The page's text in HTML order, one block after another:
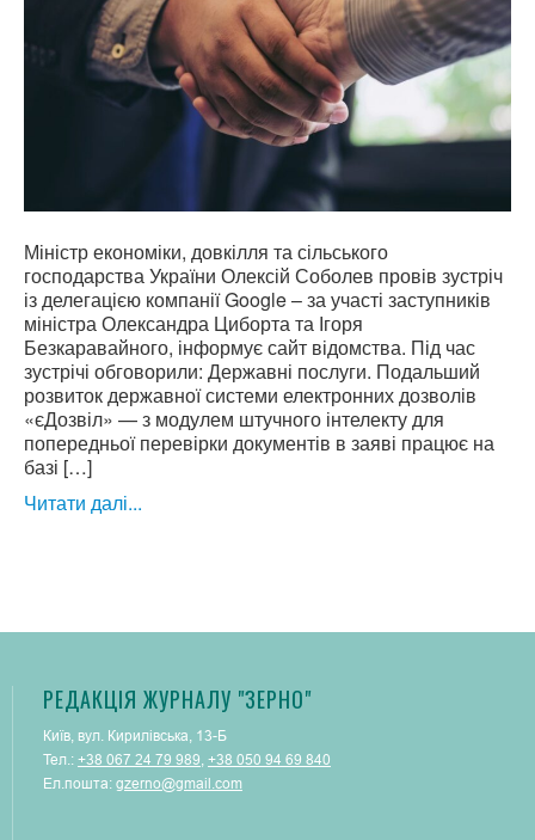
Міністр економіки, довкілля та сільського
господарства України Олексій Соболев провів зустріч
із делегацією компанії Google – за участі заступників
міністра Олександра Циборта та Ігоря
Безкаравайного, інформує сайт відомства. Під час
зустрічі обговорили: Державні послуги. Подальший
розвиток державної системи електронних дозволів
«єДозвіл» — з модулем штучного інтелекту для
попередньої перевірки документів в заяві працює на
базі […]
Читати далі...
РЕДАКЦІЯ ЖУРНАЛУ "ЗЕРНО"
Київ, вул. Кирилівська, 13-Б
Тел.: +38 067 24 79 989, +38 050 94 69 840
Ел.пошта: gzerno@gmail.com